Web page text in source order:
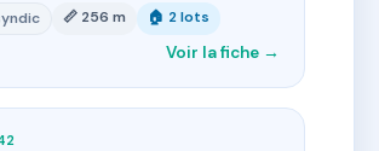
📏 256 m 🏠 2 lots
Voir la fiche →